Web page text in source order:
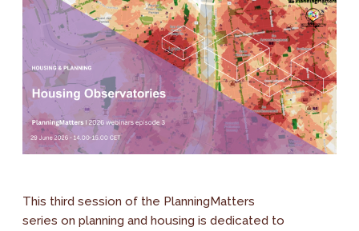
This third session of the PlanningMatters
series on planning and housing is dedicated to